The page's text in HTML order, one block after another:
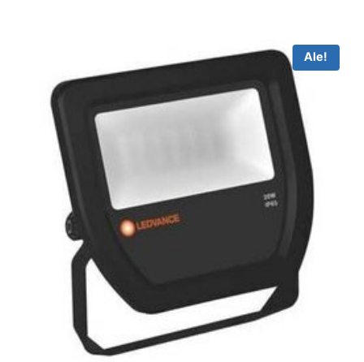
Ale!